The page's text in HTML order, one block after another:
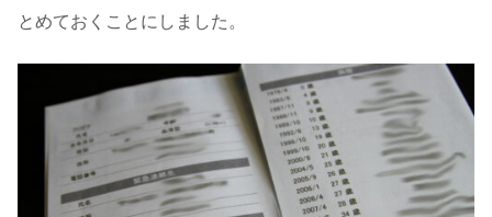
とめておくことにしました。